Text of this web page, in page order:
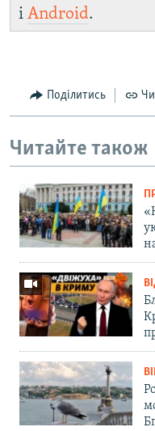
і Android.
Поділитись
Читайте також